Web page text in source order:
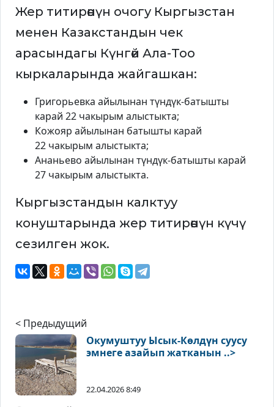
Жер титирөөнүн очогу Кыргызстан
менен Казакстандын чек
арасындагы Күнгөй Ала-Тоо
кыркаларында жайгашкан:
Григорьевка айылынан түндүк-батышты
карай 22 чакырым алыстыкта;
Кожояр айылынан батышты карай
22 чакырым алыстыкта;
Ананьево айылынан түндүк-батышты карай
27 чакырым алыстыкта.
Кыргызстандын калктуу
конуштарында жер титирөөнүн күчү
сезилген жок.
< Предыдущий
Окумуштуу Ысык-Көлдүн суусу
эмнеге азайып жатканын ..>
22.04.2026 8:49